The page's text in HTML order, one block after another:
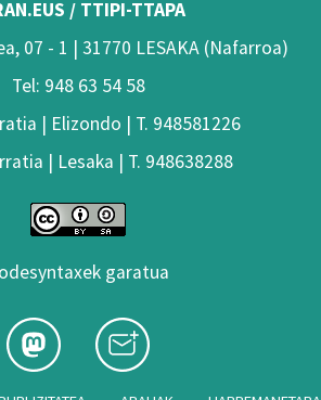
/ TTIPI-TTAPA
07 - 1 | 31770 LESAKA (Nafarroa)
Tel: 948 63 54 58
| Elizondo | T. 948581226
| Lesaka | T. 948638288
garatua